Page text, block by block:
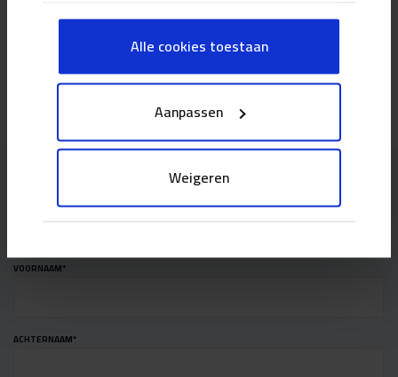
Alle cookies toestaan
Aanpassen
Weigeren
Up-to-date blijven?
VOORNAAM*
ACHTERNAAM*